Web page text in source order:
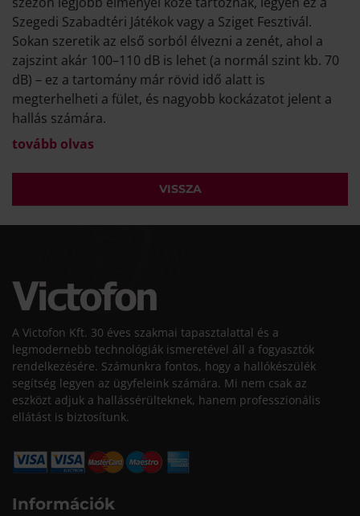
Szegedi Szabadtéri Játékok vagy a Sziget Fesztivál.
Sokan szeretik az első sorból élvezni a zenét, ahol a
zajszint akár 100–110 dB is lehet (a normál szint kb. 70
dB) – ez a tartomány már rövid idő alatt is
megterhelheti a fület, és nagyobb kockázatot jelent a
hallás számára.
tovább olvas
VISSZA
A Victofon Kft. 30 éves szakmai tapasztalattal és a
legmodernebb technológiák ismeretével áll a fogyasztók
rendelkezésére. Számunkra fontos, hogy a hallókészülék
segítség legyen az ügyfeleink számára. Mi nem csak az
eszközt adjuk a hallássérülteknek, hanem professzionális
ellátást is biztosítunk.
Információk